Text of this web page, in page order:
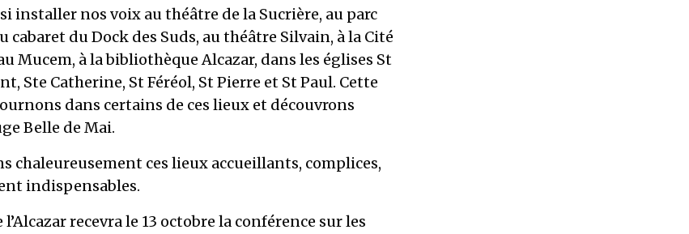
installer nos voix au théâtre de la Sucrière, au parc
cabaret du Dock des Suds, au théâtre Silvain, à la Cité
Mucem, à la bibliothèque Alcazar, dans les églises St
Ste Catherine, St Féréol, St Pierre et St Paul. Cette
dans certains de ces lieux et découvrons
Belle de Mai.
chaleureusement ces lieux accueillants, complices,
indispensables.
recevra le 13 octobre la conférence sur les